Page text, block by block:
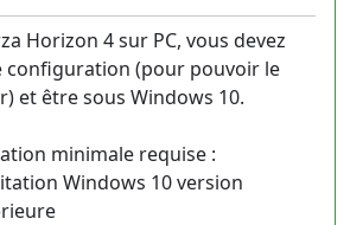
Horizon 4 sur PC, vous devez
configuration (pour pouvoir le
et être sous Windows 10.
minimale requise :
Windows 10 version